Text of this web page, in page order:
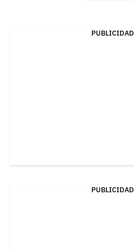
PUBLICIDAD
PUBLICIDAD